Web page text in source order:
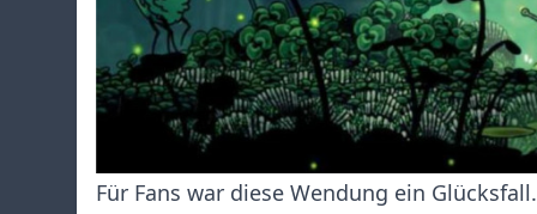
Für Fans war diese Wendung ein